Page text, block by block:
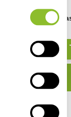
Die Libellen